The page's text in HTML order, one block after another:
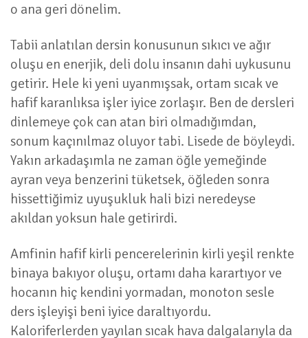
o ana geri dönelim.
Tabii anlatılan dersin konusunun sıkıcı ve ağır
oluşu en enerjik, deli dolu insanın dahi uykusunu
getirir. Hele ki yeni uyanmışsak, ortam sıcak ve
hafif karanlıksa işler iyice zorlaşır. Ben de dersleri
dinlemeye çok can atan biri olmadığımdan,
sonum kaçınılmaz oluyor tabi. Lisede de böyleydi.
Yakın arkadaşımla ne zaman öğle yemeğinde
ayran veya benzerini tüketsek, öğleden sonra
hissettiğimiz uyuşukluk hali bizi neredeyse
akıldan yoksun hale getirirdi.
Amfinin hafif kirli pencerelerinin kirli yeşil renkte
binaya bakıyor oluşu, ortamı daha karartıyor ve
hocanın hiç kendini yormadan, monoton sesle
ders işleyişi beni iyice daraltıyordu.
Kaloriferlerden yayılan sıcak hava dalgalarıyla da